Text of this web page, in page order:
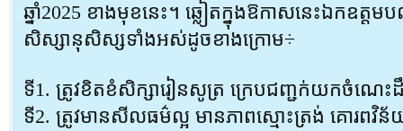
ឆ្នាំ2025 ខាងមុខនេះ។ ឆ្លៀតក្នុងឱកាសនេះឯកឧត្តម
សិស្សានុសិស្សទាំងអស់ដូចខាងក្រោម÷
ទី1. ត្រូវខិតខំសិក្សារៀនសូត្រ ក្រេបជញ្ជក់យកចំណេះ
ទី2. ត្រូវមានសីលធម៌ល្អ មានភាពស្មោះត្រង់ គោរពវិ